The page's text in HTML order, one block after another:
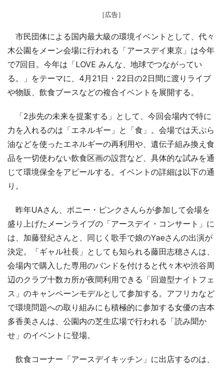
［広告］
市民団体による国内最大級の環境イベントとして、代々
木公園をメーン会場に行われる「アースデイ東京」は今年
で7回目。今年は「LOVE みんな、地球でつながってい
る。」をテーマに、4月21日・22日の2日間に渡りライブ
や物販、飲食ブースなどの複合イベントを展開する。
「2歩先の未来を提案する」として、今回会場内で特に
力を入れるのは「エネルギー」と「食」。会場では天ぷら
油などを使ったエネルギーの再利用や、遺伝子組み換え食
品を一切使わない飲食区画の設営など、具体的な試みを通
じて環境保全をアピールする。イベントの詳細は以下の通
り。
昨年UAさん、ボニー・ピンクさんらが参加して会場を
盛り上げたメーンライブの「アースデイ・コンサート」に
は、加藤登紀さんと、同じく歌手で娘のYaeさんの出演が
決定。「ギャル社長」としても知られる藤田志穂さんは、
会場内で購入した専用のバンドを付けると代々木や渋谷周
辺のクラブ十数カ所が夜間利用できる「回遊型ナイトフェ
ス」のキャンペーンモデルとして参加する。アフリカなど
で環境問題への取り組みにも積極的に参加する女優の吉本
多香美さんは、公園内の芝生広場で行われる「読み聞か
せ」のイベントに登場。
飲食コーナー「アースデイキッチン」に出店するのは、